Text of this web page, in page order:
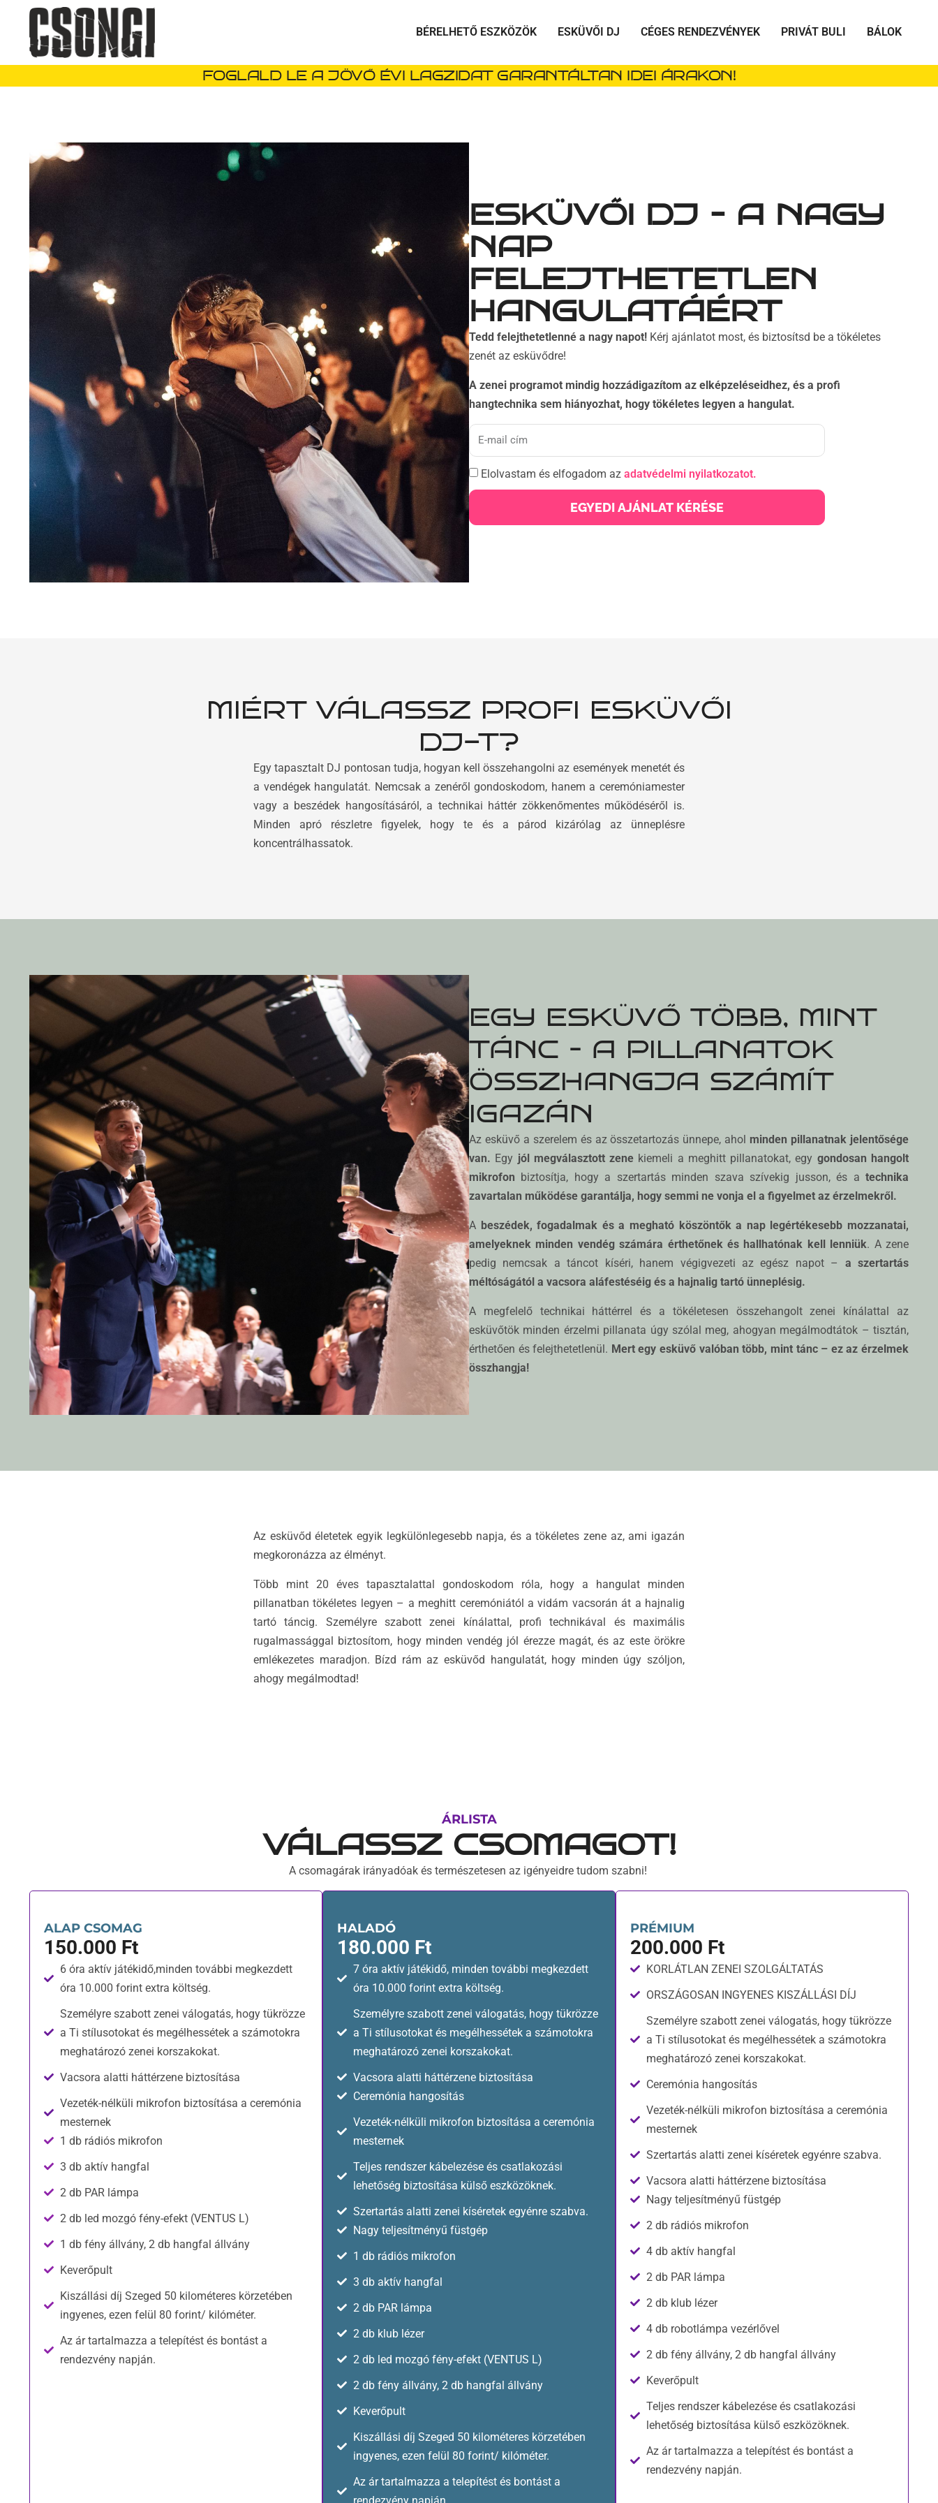
BÉRELHETŐ ESZKÖZÖK ESKÜVŐI DJ CÉGES RENDEZVÉNYEK PRIVÁT BULI BÁLOK
FOGLALD LE A JÖVŐ ÉVI LAGZIDAT GARANTÁLTAN IDEI ÁRAKON!
ESKÜVŐI DJ – A NAGY
NAP
FELEJTHETETLEN
HANGULATÁÉRT
Tedd felejthetetlenné a nagy napot! Kérj ajánlatot most, és biztosítsd be a tökéletes
zenét az esküvődre!
A zenei programot mindig hozzádigazítom az elképzeléseidhez, és a profi
hangtechnika sem hiányozhat, hogy tökéletes legyen a hangulat.
Elolvastam és elfogadom az adatvédelmi nyilatkozatot.
EGYEDI AJÁNLAT KÉRÉSE
MIÉRT VÁLASSZ PROFI ESKÜVŐI
DJ-T?
Egy tapasztalt DJ pontosan tudja, hogyan kell összehangolni az események menetét és
a vendégek hangulatát. Nemcsak a zenéről gondoskodom, hanem a ceremóniamester
vagy a beszédek hangosításáról, a technikai háttér zökkenőmentes működéséről is.
Minden apró részletre figyelek, hogy te és a párod kizárólag az ünneplésre
koncentrálhassatok.
EGY ESKÜVŐ TÖBB, MINT
TÁNC – A PILLANATOK
ÖSSZHANGJA SZÁMÍT
IGAZÁN
Az esküvő a szerelem és az összetartozás ünnepe, ahol minden pillanatnak jelentősége
van. Egy jól megválasztott zene kiemeli a meghitt pillanatokat, egy gondosan hangolt
mikrofon biztosítja, hogy a szertartás minden szava szívekig jusson, és a technika
zavartalan működése garantálja, hogy semmi ne vonja el a figyelmet az érzelmekről.
A beszédek, fogadalmak és a megható köszöntők a nap legértékesebb mozzanatai,
amelyeknek minden vendég számára érthetőnek és hallhatónak kell lenniük. A zene
pedig nemcsak a táncot kíséri, hanem végigvezeti az egész napot – a szertartás
méltóságától a vacsora aláfestéséig és a hajnalig tartó ünneplésig.
A megfelelő technikai háttérrel és a tökéletesen összehangolt zenei kínálattal az
esküvőtök minden érzelmi pillanata úgy szólal meg, ahogyan megálmodtátok – tisztán,
érthetően és felejthetetlenül. Mert egy esküvő valóban több, mint tánc – ez az érzelmek
összhangja!
Az esküvőd életetek egyik legkülönlegesebb napja, és a tökéletes zene az, ami igazán
megkoronázza az élményt.
Több mint 20 éves tapasztalattal gondoskodom róla, hogy a hangulat minden
pillanatban tökéletes legyen – a meghitt ceremóniától a vidám vacsorán át a hajnalig
tartó táncig. Személyre szabott zenei kínálattal, profi technikával és maximális
rugalmassággal biztosítom, hogy minden vendég jól érezze magát, és az este örökre
emlékezetes maradjon. Bízd rám az esküvőd hangulatát, hogy minden úgy szóljon,
ahogy megálmodtad!
ÁRLISTA
VÁLASSZ CSOMAGOT!
A csomagárak irányadóak és természetesen az igényeidre tudom szabni!
ALAP CSOMAG
150.000 Ft
6 óra aktív játékidő,minden további megkezdett
óra 10.000 forint extra költség.
Személyre szabott zenei válogatás, hogy tükrözze
a Ti stílusotokat és megélhessétek a számotokra
meghatározó zenei korszakokat.
Vacsora alatti háttérzene biztosítása
Vezeték-nélküli mikrofon biztosítása a ceremónia
mesternek
1 db rádiós mikrofon
3 db aktív hangfal
2 db PAR lámpa
2 db led mozgó fény-efekt (VENTUS L)
1 db fény állvány, 2 db hangfal állvány
Keverőpult
Kiszállási díj Szeged 50 kilométeres körzetében
ingyenes, ezen felül 80 forint/ kilóméter.
Az ár tartalmazza a telepítést és bontást a
rendezvény napján.
HALADÓ
180.000 Ft
7 óra aktív játékidő, minden további megkezdett
óra 10.000 forint extra költség.
Személyre szabott zenei válogatás, hogy tükrözze
a Ti stílusotokat és megélhessétek a számotokra
meghatározó zenei korszakokat.
Vacsora alatti háttérzene biztosítása
Ceremónia hangosítás
Vezeték-nélküli mikrofon biztosítása a ceremónia
mesternek
Teljes rendszer kábelezése és csatlakozási
lehetőség biztosítása külső eszközöknek.
Szertartás alatti zenei kíséretek egyénre szabva.
Nagy teljesítményű füstgép
1 db rádiós mikrofon
3 db aktív hangfal
2 db PAR lámpa
2 db klub lézer
2 db led mozgó fény-efekt (VENTUS L)
2 db fény állvány, 2 db hangfal állvány
Keverőpult
Kiszállási díj Szeged 50 kilométeres körzetében
ingyenes, ezen felül 80 forint/ kilóméter.
Az ár tartalmazza a telepítést és bontást a
rendezvény napján.
PRÉMIUM
200.000 Ft
KORLÁTLAN ZENEI SZOLGÁLTATÁS
ORSZÁGOSAN INGYENES KISZÁLLÁSI DÍJ
Személyre szabott zenei válogatás, hogy tükrözze
a Ti stílusotokat és megélhessétek a számotokra
meghatározó zenei korszakokat.
Ceremónia hangosítás
Vezeték-nélküli mikrofon biztosítása a ceremónia
mesternek
Szertartás alatti zenei kíséretek egyénre szabva.
Vacsora alatti háttérzene biztosítása
Nagy teljesítményű füstgép
2 db rádiós mikrofon
4 db aktív hangfal
2 db PAR lámpa
2 db klub lézer
4 db robotlámpa vezérlővel
2 db fény állvány, 2 db hangfal állvány
Keverőpult
Teljes rendszer kábelezése és csatlakozási
lehetőség biztosítása külső eszközöknek.
Az ár tartalmazza a telepítést és bontást a
rendezvény napján.